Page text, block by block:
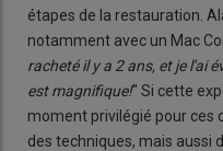
étapes de la restauration.
notamment avec un Mac
racheté il y a 2 ans, et je l'ai
est magnifique!" Si cette
moment privilégié pour ces
des techniques, mais aussi